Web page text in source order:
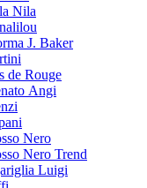
Nila
J. Baker
de Rouge
Angi
Nero
Nero Trend
Luigi